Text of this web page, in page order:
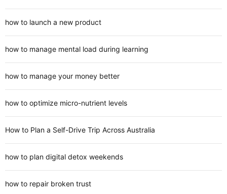
how to launch a new product
how to manage mental load during learning
how to manage your money better
how to optimize micro-nutrient levels
How to Plan a Self-Drive Trip Across Australia
how to plan digital detox weekends
how to repair broken trust